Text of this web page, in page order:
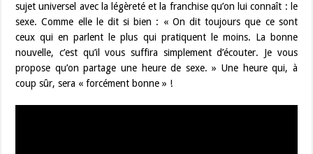
sujet universel avec la légèreté et la franchise qu’on lui connaît : le
sexe. Comme elle le dit si bien : « On dit toujours que ce sont
ceux qui en parlent le plus qui pratiquent le moins. La bonne
nouvelle, c’est qu’il vous suffira simplement d’écouter. Je vous
propose qu’on partage une heure de sexe. » Une heure qui, à
coup sûr, sera « forcément bonne » !